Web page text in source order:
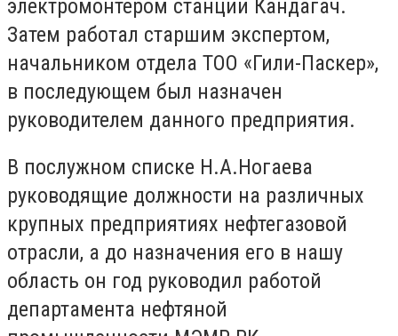
электромонтером станции Кандагач.
Затем работал старшим экспертом,
начальником отдела ТОО «Гили-Паскер»,
в последующем был назначен
руководителем данного предприятия.
В послужном списке Н.А.Ногаева
руководящие должности на различных
крупных предприятиях нефтегазовой
отрасли, а до назначения его в нашу
область он год руководил работой
департамента нефтяной